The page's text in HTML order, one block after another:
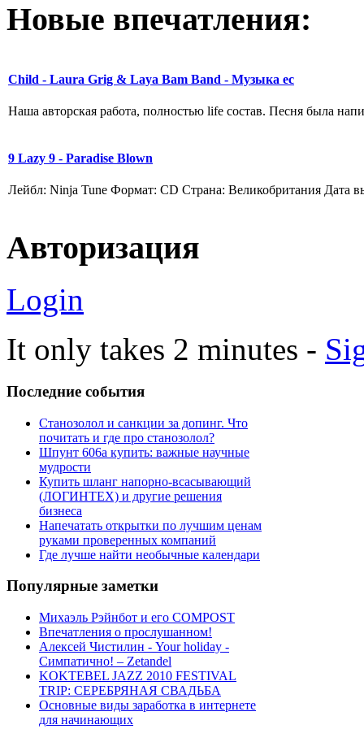
Новые впечатления:
Child - Laura Grig & Laya Bam Band - Музыка ес
Наша авторская работа, полностью life состав. Песня была
9 Lazy 9 - Paradise Blown
Лейбл: Ninja Tune Формат: CD Страна: Великобритания Дата
Авторизация
Login
It only takes 2 minutes -
Последние события
Станозолол и санкции за допинг. Что
почитать и где про станозолол?
Шпунт 606а купить: важные научные
мудрости
Купить шланг напорно-всасывающий
(ЛОГИНТЕХ) и другие решения
бизнеса
Напечатать открытки по лучшим ценам
руками проверенных компаний
Где лучше найти необычные календари
Популярные заметки
Михаэль Рэйнбот и его COMPOST
Впечатления о прослушанном!
Алексей Чистилин - Your holiday -
Симпатично! – Zetandel
KOKTEBEL JAZZ 2010 FESTIVAL
TRIP: СЕРЕБРЯНАЯ СВАДЬБА
Основные виды заработка в интернете
для начинающих